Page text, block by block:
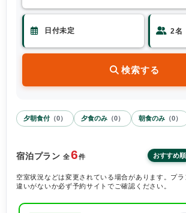
2名
検索する
夕朝食付 （0） 夕食のみ （0） 朝食のみ （0）
宿泊プラン 全6件 おすすめ順
空室状況などは変更されている場合があります。プ
違いがないか必ず予約サイトでご確認ください。